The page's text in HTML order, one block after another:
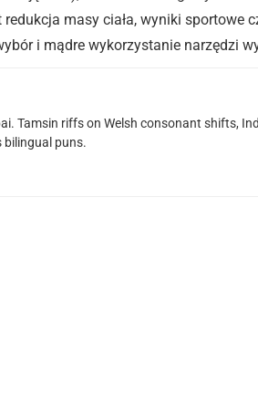
masy ciała, wyniki sportowe
i mądre wykorzystanie narzędzi
Tamsin riffs on Welsh consonant shifts,
bilingual puns.